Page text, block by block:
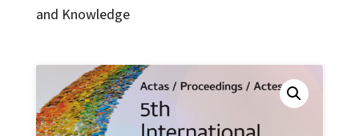
and Knowledge